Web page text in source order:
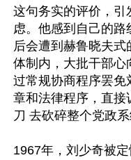
这句务实的评价，引
虑。他感到自己的
后会遭到赫鲁晓夫
体制内，大批干部心
过常规协商程序罢免
章和法律程序，直接
刀 去砍碎整个党政系
1967年，刘少奇被